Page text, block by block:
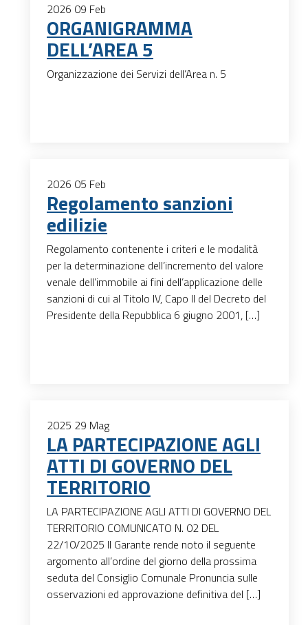
2026 09 Feb
ORGANIGRAMMA
DELL’AREA 5
Organizzazione dei Servizi dell’Area n. 5
2026 05 Feb
Regolamento sanzioni
edilizie
Regolamento contenente i criteri e le modalità
per la determinazione dell’incremento del valore
venale dell’immobile ai fini dell’applicazione delle
sanzioni di cui al Titolo IV, Capo II del Decreto del
Presidente della Repubblica 6 giugno 2001, […]
2025 29 Mag
LA PARTECIPAZIONE AGLI
ATTI DI GOVERNO DEL
TERRITORIO
LA PARTECIPAZIONE AGLI ATTI DI GOVERNO DEL
TERRITORIO COMUNICATO N. 02 DEL
22/10/2025 Il Garante rende noto il seguente
argomento all’ordine del giorno della prossima
seduta del Consiglio Comunale Pronuncia sulle
osservazioni ed approvazione definitiva del […]